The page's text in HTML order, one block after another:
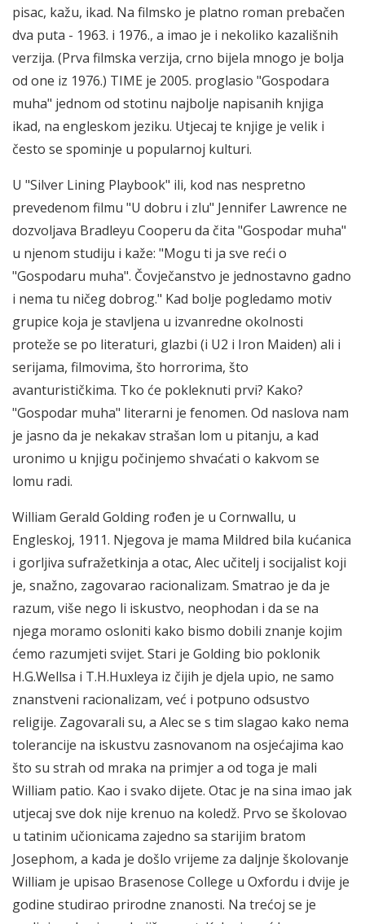
pisac, kažu, ikad. Na filmsko je platno roman prebačen
dva puta - 1963. i 1976., a imao je i nekoliko kazališnih
verzija. (Prva filmska verzija, crno bijela mnogo je bolja
od one iz 1976.) TIME je 2005. proglasio "Gospodara
muha" jednom od stotinu najbolje napisanih knjiga
ikad, na engleskom jeziku. Utjecaj te knjige je velik i
često se spominje u popularnoj kulturi.
U "Silver Lining Playbook" ili, kod nas nespretno
prevedenom filmu "U dobru i zlu" Jennifer Lawrence ne
dozvoljava Bradleyu Cooperu da čita "Gospodar muha"
u njenom studiju i kaže: "Mogu ti ja sve reći o
"Gospodaru muha". Čovječanstvo je jednostavno gadno
i nema tu ničeg dobrog." Kad bolje pogledamo motiv
grupice koja je stavljena u izvanredne okolnosti
proteže se po literaturi, glazbi (i U2 i Iron Maiden) ali i
serijama, filmovima, što horrorima, što
avanturističkima. Tko će pokleknuti prvi? Kako?
"Gospodar muha" literarni je fenomen. Od naslova nam
je jasno da je nekakav strašan lom u pitanju, a kad
uronimo u knjigu počinjemo shvaćati o kakvom se
lomu radi.
William Gerald Golding rođen je u Cornwallu, u
Engleskoj, 1911. Njegova je mama Mildred bila kućanica
i gorljiva sufražetkinja a otac, Alec učitelj i socijalist koji
je, snažno, zagovarao racionalizam. Smatrao je da je
razum, više nego li iskustvo, neophodan i da se na
njega moramo osloniti kako bismo dobili znanje kojim
ćemo razumjeti svijet. Stari je Golding bio poklonik
H.G.Wellsa i T.H.Huxleya iz čijih je djela upio, ne samo
znanstveni racionalizam, već i potpuno odsustvo
religije. Zagovarali su, a Alec se s tim slagao kako nema
tolerancije na iskustvu zasnovanom na osjećajima kao
što su strah od mraka na primjer a od toga je mali
William patio. Kao i svako dijete. Otac je na sina imao jak
utjecaj sve dok nije krenuo na koledž. Prvo se školovao
u tatinim učionicama zajedno sa starijim bratom
Josephom, a kada je došlo vrijeme za daljnje školovanje
William je upisao Brasenose College u Oxfordu i dvije je
godine studirao prirodne znanosti. Na trećoj se je